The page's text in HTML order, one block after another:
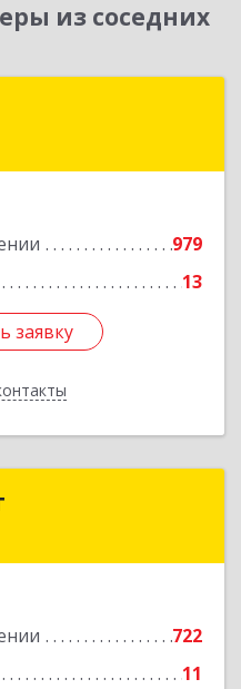
из соседних
979
13
заявку
Подробнее
заявку
722
11
Гарант
Подробнее